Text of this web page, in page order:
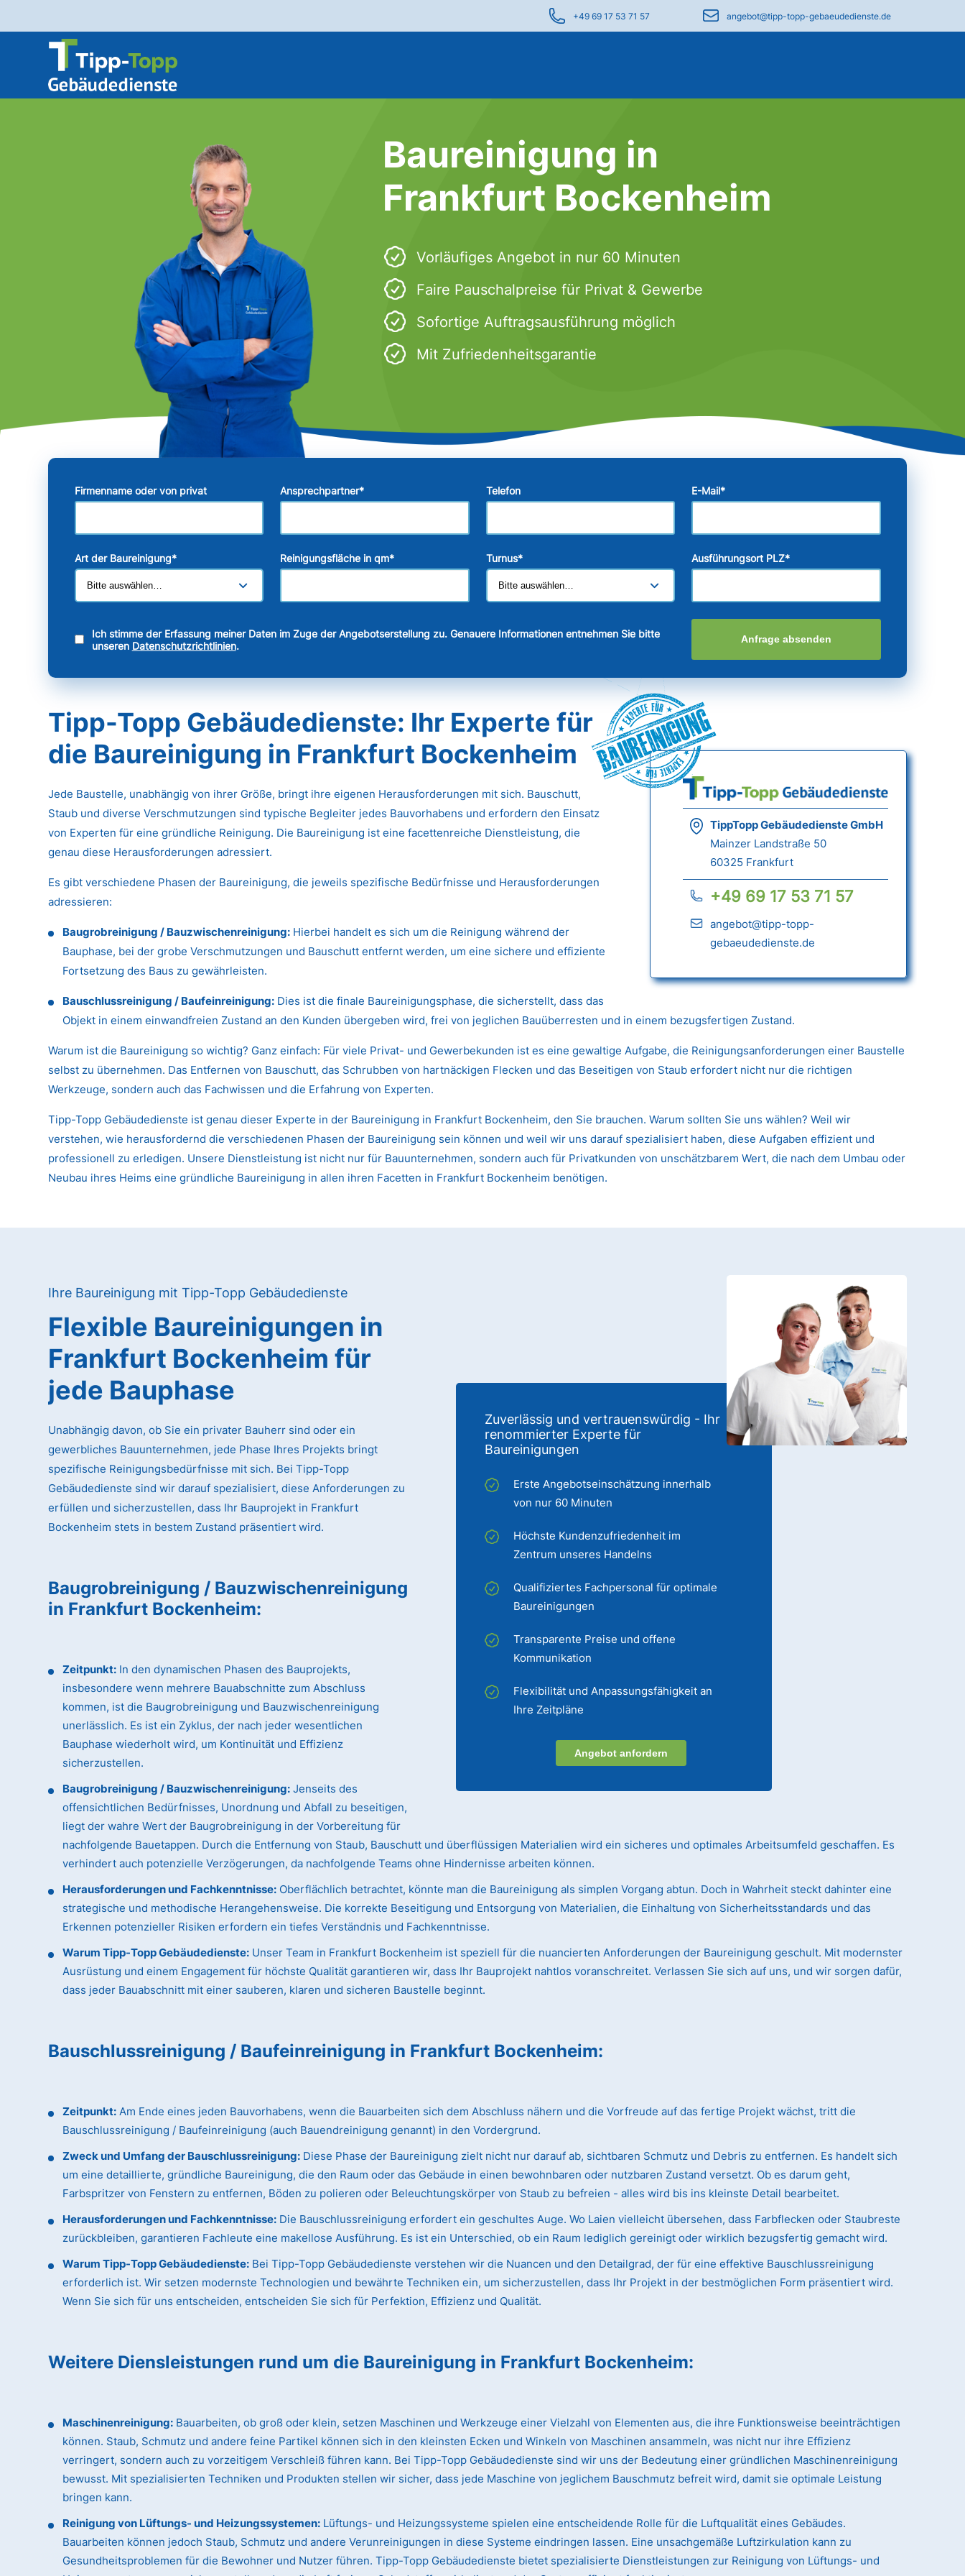
+49 69 17 53 71 57 angebot@tipp-topp-gebaeudedienste.de
Baureinigung in
Frankfurt Bockenheim
Vorläufiges Angebot in nur 60 Minuten
Faire Pauschalpreise für Privat & Gewerbe
Sofortige Auftragsausführung möglich
Mit Zufriedenheitsgarantie
Firmenname oder von privat Ansprechpartner* Telefon E-Mail*
Art der Baureinigung* Reinigungsfläche in qm* Turnus* Ausführungsort PLZ*
Ich stimme der Erfassung meiner Daten im Zuge der Angebotserstellung zu. Genauere Informationen entnehmen Sie bitte
unseren Datenschutzrichtlinien.
Anfrage absenden
Tipp-Topp Gebäudedienste: Ihr Experte für
die Baureinigung in Frankfurt Bockenheim Baureinigung
TippTopp Gebäudedienste GmbH
Mainzer Landstraße 50
60325 Frankfurt
+49 69 17 53 71 57
angebot@tipp-topp-
gebaeudedienste.de
Jede Baustelle, unabhängig von ihrer Größe, bringt ihre eigenen Herausforderungen mit sich. Bauschutt,
Staub und diverse Verschmutzungen sind typische Begleiter jedes Bauvorhabens und erfordern den Einsatz
von Experten für eine gründliche Reinigung. Die Baureinigung ist eine facettenreiche Dienstleistung, die
genau diese Herausforderungen adressiert.
Es gibt verschiedene Phasen der Baureinigung, die jeweils spezifische Bedürfnisse und Herausforderungen
adressieren:
Baugrobreinigung / Bauzwischenreinigung: Hierbei handelt es sich um die Reinigung während der
Bauphase, bei der grobe Verschmutzungen und Bauschutt entfernt werden, um eine sichere und effiziente
Fortsetzung des Baus zu gewährleisten.
Bauschlussreinigung / Baufeinreinigung: Dies ist die finale Baureinigungsphase, die sicherstellt, dass das
Objekt in einem einwandfreien Zustand an den Kunden übergeben wird, frei von jeglichen Bauüberresten und in einem bezugsfertigen Zustand.
Warum ist die Baureinigung so wichtig? Ganz einfach: Für viele Privat- und Gewerbekunden ist es eine gewaltige Aufgabe, die Reinigungsanforderungen einer Baustelle
selbst zu übernehmen. Das Entfernen von Bauschutt, das Schrubben von hartnäckigen Flecken und das Beseitigen von Staub erfordert nicht nur die richtigen
Werkzeuge, sondern auch das Fachwissen und die Erfahrung von Experten.
Tipp-Topp Gebäudedienste ist genau dieser Experte in der Baureinigung in Frankfurt Bockenheim, den Sie brauchen. Warum sollten Sie uns wählen? Weil wir
verstehen, wie herausfordernd die verschiedenen Phasen der Baureinigung sein können und weil wir uns darauf spezialisiert haben, diese Aufgaben effizient und
professionell zu erledigen. Unsere Dienstleistung ist nicht nur für Bauunternehmen, sondern auch für Privatkunden von unschätzbarem Wert, die nach dem Umbau oder
Neubau ihres Heims eine gründliche Baureinigung in allen ihren Facetten in Frankfurt Bockenheim benötigen.
Ihre Baureinigung mit Tipp-Topp Gebäudedienste
Zuverlässig und vertrauenswürdig - Ihr
renommierter Experte für
Baureinigungen
Erste Angebotseinschätzung innerhalb
von nur 60 Minuten
Höchste Kundenzufriedenheit im
Zentrum unseres Handelns
Qualifiziertes Fachpersonal für optimale
Baureinigungen
Transparente Preise und offene
Kommunikation
Flexibilität und Anpassungsfähigkeit an
Ihre Zeitpläne
Angebot anfordern
Flexible Baureinigungen in
Frankfurt Bockenheimfür
jede Bauphase
Unabhängig davon, ob Sie ein privater Bauherr sind oder ein
gewerbliches Bauunternehmen, jede Phase Ihres Projekts bringt
spezifische Reinigungsbedürfnisse mit sich. Bei Tipp-Topp
Gebäudedienste sind wir darauf spezialisiert, diese Anforderungen zu
erfüllen und sicherzustellen, dass Ihr Bauprojekt in Frankfurt
Bockenheim stets in bestem Zustand präsentiert wird.
Baugrobreinigung / Bauzwischenreinigung
in Frankfurt Bockenheim:
Zeitpunkt: In den dynamischen Phasen des Bauprojekts,
insbesondere wenn mehrere Bauabschnitte zum Abschluss
kommen, ist die Baugrobreinigung und Bauzwischenreinigung
unerlässlich. Es ist ein Zyklus, der nach jeder wesentlichen
Bauphase wiederholt wird, um Kontinuität und Effizienz
sicherzustellen.
Baugrobreinigung / Bauzwischenreinigung: Jenseits des
offensichtlichen Bedürfnisses, Unordnung und Abfall zu beseitigen,
liegt der wahre Wert der Baugrobreinigung in der Vorbereitung für
nachfolgende Bauetappen. Durch die Entfernung von Staub, Bauschutt und überflüssigen Materialien wird ein sicheres und optimales Arbeitsumfeld geschaffen. Es
verhindert auch potenzielle Verzögerungen, da nachfolgende Teams ohne Hindernisse arbeiten können.
Herausforderungen und Fachkenntnisse: Oberflächlich betrachtet, könnte man die Baureinigung als simplen Vorgang abtun. Doch in Wahrheit steckt dahinter eine
strategische und methodische Herangehensweise. Die korrekte Beseitigung und Entsorgung von Materialien, die Einhaltung von Sicherheitsstandards und das
Erkennen potenzieller Risiken erfordern ein tiefes Verständnis und Fachkenntnisse.
Warum Tipp-Topp Gebäudedienste: Unser Team in Frankfurt Bockenheim ist speziell für die nuancierten Anforderungen der Baureinigung geschult. Mit modernster
Ausrüstung und einem Engagement für höchste Qualität garantieren wir, dass Ihr Bauprojekt nahtlos voranschreitet. Verlassen Sie sich auf uns, und wir sorgen dafür,
dass jeder Bauabschnitt mit einer sauberen, klaren und sicheren Baustelle beginnt.
Bauschlussreinigung / Baufeinreinigung in Frankfurt Bockenheim:
Zeitpunkt: Am Ende eines jeden Bauvorhabens, wenn die Bauarbeiten sich dem Abschluss nähern und die Vorfreude auf das fertige Projekt wächst, tritt die
Bauschlussreinigung / Baufeinreinigung (auch Bauendreinigung genannt) in den Vordergrund.
Zweck und Umfang der Bauschlussreinigung: Diese Phase der Baureinigung zielt nicht nur darauf ab, sichtbaren Schmutz und Debris zu entfernen. Es handelt sich
um eine detaillierte, gründliche Baureinigung, die den Raum oder das Gebäude in einen bewohnbaren oder nutzbaren Zustand versetzt. Ob es darum geht,
Farbspritzer von Fenstern zu entfernen, Böden zu polieren oder Beleuchtungskörper von Staub zu befreien - alles wird bis ins kleinste Detail bearbeitet.
Herausforderungen und Fachkenntnisse: Die Bauschlussreinigung erfordert ein geschultes Auge. Wo Laien vielleicht übersehen, dass Farbflecken oder Staubreste
zurückbleiben, garantieren Fachleute eine makellose Ausführung. Es ist ein Unterschied, ob ein Raum lediglich gereinigt oder wirklich bezugsfertig gemacht wird.
Warum Tipp-Topp Gebäudedienste: Bei Tipp-Topp Gebäudedienste verstehen wir die Nuancen und den Detailgrad, der für eine effektive Bauschlussreinigung
erforderlich ist. Wir setzen modernste Technologien und bewährte Techniken ein, um sicherzustellen, dass Ihr Projekt in der bestmöglichen Form präsentiert wird.
Wenn Sie sich für uns entscheiden, entscheiden Sie sich für Perfektion, Effizienz und Qualität.
Weitere Diensleistungen rund um die Baureinigung in Frankfurt Bockenheim:
Maschinenreinigung: Bauarbeiten, ob groß oder klein, setzen Maschinen und Werkzeuge einer Vielzahl von Elementen aus, die ihre Funktionsweise beeinträchtigen
können. Staub, Schmutz und andere feine Partikel können sich in den kleinsten Ecken und Winkeln von Maschinen ansammeln, was nicht nur ihre Effizienz
verringert, sondern auch zu vorzeitigem Verschleiß führen kann. Bei Tipp-Topp Gebäudedienste sind wir uns der Bedeutung einer gründlichen Maschinenreinigung
bewusst. Mit spezialisierten Techniken und Produkten stellen wir sicher, dass jede Maschine von jeglichem Bauschmutz befreit wird, damit sie optimale Leistung
bringen kann.
Reinigung von Lüftungs- und Heizungssystemen: Lüftungs- und Heizungssysteme spielen eine entscheidende Rolle für die Luftqualität eines Gebäudes.
Bauarbeiten können jedoch Staub, Schmutz und andere Verunreinigungen in diese Systeme eindringen lassen. Eine unsachgemäße Luftzirkulation kann zu
Gesundheitsproblemen für die Bewohner und Nutzer führen. Tipp-Topp Gebäudedienste bietet spezialisierte Dienstleistungen zur Reinigung von Lüftungs- und